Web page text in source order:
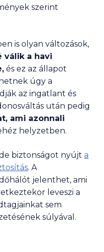
szerint
is olyan változások,
válik a havi
és ez az állapot
úgy a
az ingatlant és
után pedig
ami azonnali
helyzetben.
biztonságot nyújt a
. A
jelenthet, ami
leveszi a
sem
súlyával.